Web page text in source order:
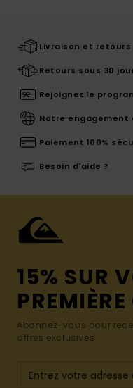
Livraison et
Retours sous 30
Rejoignez le
Notre engagement
Paiement 100%
Besoin d'aide ?
15% SUR
Abonnez-vous pour
offres exclusives.